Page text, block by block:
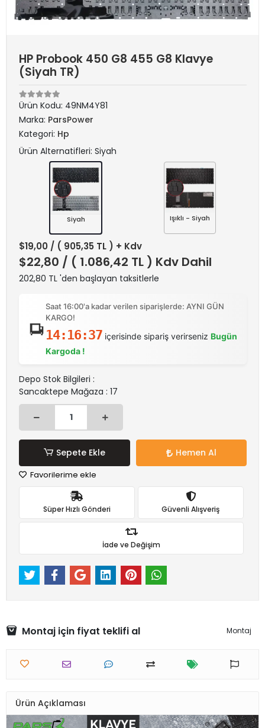
HP Probook 450 G8 455 G8 Klavye
(Siyah TR)
Ürün Kodu: 49NM4Y81
Marka: ParsPower
Kategori: Hp
Ürün Alternatifleri: Siyah
Siyah Işıklı - Siyah
$19,00 / ( 905,35 TL ) + Kdv
$22,80 / ( 1.086,42 TL ) Kdv Dahil
202,80 TL 'den başlayan taksitlerle
Saat 16:00'a kadar verilen siparişlerde: AYNI GÜN
KARGO!
14:16:37 içerisinde sipariş verirseniz Bugün
Kargoda !
Depo Stok Bilgileri :
Sancaktepe Mağaza : 17
Sepete Ekle Hemen Al
Favorilerime ekle
Süper Hızlı Gönderi Güvenli Alışveriş
İade ve Değişim
Montaj için fiyat teklifi al Montaj
Ürün Açıklaması